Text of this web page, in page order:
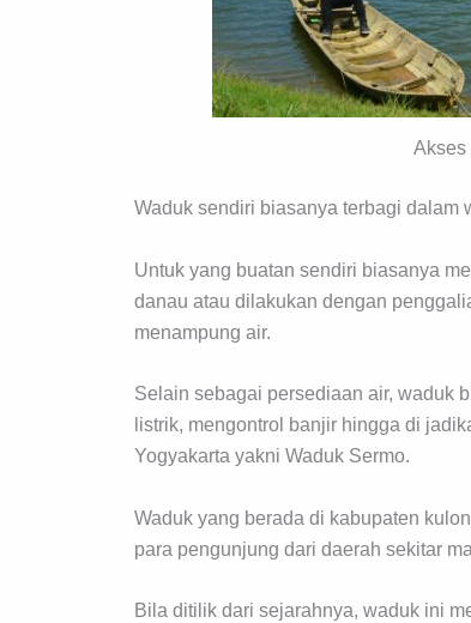
Akses
Waduk sendiri biasanya terbagi dalam
Untuk yang buatan sendiri biasanya
danau atau dilakukan dengan
menampung air.
Selain sebagai persediaan air, waduk
listrik, mengontrol banjir hingga di
Yogyakarta yakni Waduk Sermo.
Waduk yang berada di kabupaten
para pengunjung dari daerah sekitar
Bila ditilik dari sejarahnya, waduk ini